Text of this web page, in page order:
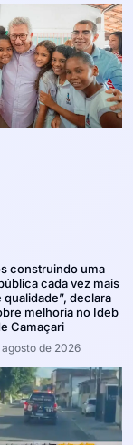
construindo uma
cada vez mais
declara
melhoria no Ideb
Camaçari
agosto de 2026